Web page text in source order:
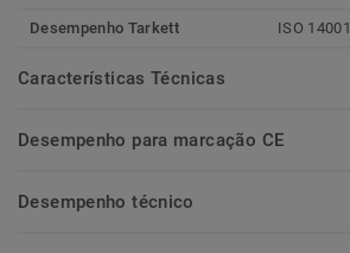
Desempenho Tarkett ISO 14001
Características Técnicas
Desempenho para marcação CE
Desempenho técnico